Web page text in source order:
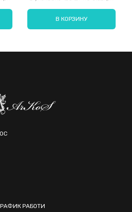
В КОРЗИНУ
РАБОТИ